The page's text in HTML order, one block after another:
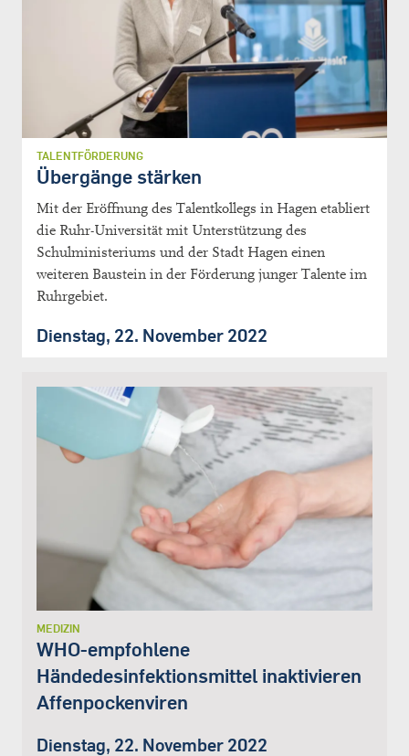
TALENTFÖRDERUNG
Übergänge stärken
Mit der Eröffnung des Talentkollegs in Hagen etabliert
die Ruhr-Universität mit Unterstützung des
Schulministeriums und der Stadt Hagen einen
weiteren Baustein in der Förderung junger Talente im
Ruhrgebiet.
Dienstag, 22. November 2022
MEDIZIN
WHO-empfohlene
Händedesinfektionsmittel inaktivieren
Affenpockenviren
Dienstag, 22. November 2022